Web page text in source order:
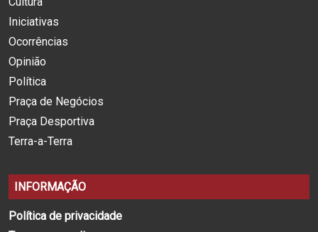
Iniciativas
Ocorrências
Opinião
Política
Praça de Negócios
Praça Desportiva
Terra-a-Terra
INFORMAÇÃO
Política de privacidade